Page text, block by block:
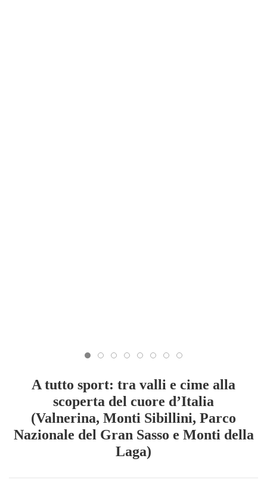
A tutto sport: tra valli e cime alla
scoperta del cuore d’Italia
(Valnerina, Monti Sibillini, Parco
Nazionale del Gran Sasso e Monti della
Laga)